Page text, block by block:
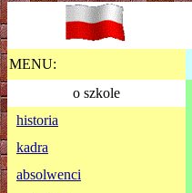
MENU:
o szkole
historia
kadra
absolwenci